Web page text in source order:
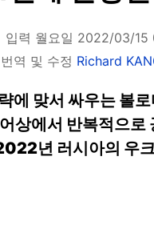
입력 월요일 2022/03/15
번역 및 수정 Richard
맞서 싸우는 볼
상에서 반복적으로
년 러시아의 우